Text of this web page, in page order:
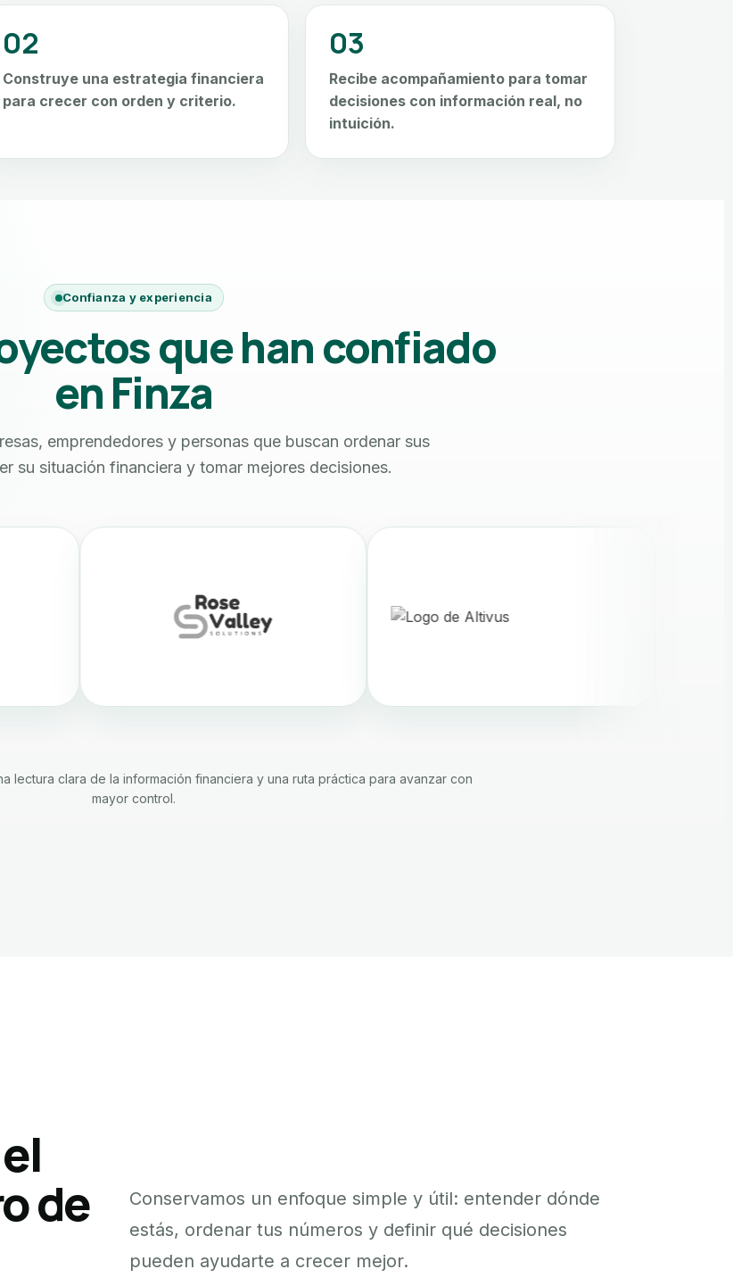
02
Construye una estrategia financiera
para crecer con orden y criterio.
03
Recibe acompañamiento para tomar
decisiones con información real, no
intuición.
Confianza y experiencia
que han confiado
en Finza
emprendedores y personas que buscan ordenar sus
su situación financiera y tomar mejores decisiones.
lectura clara de la información financiera y una ruta práctica para avanzar con
mayor control.
de
Conservamos un enfoque simple y útil: entender dónde
estás, ordenar tus números y definir qué decisiones
pueden ayudarte a crecer mejor.